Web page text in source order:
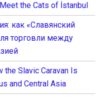
the Cats of İstanbul
как «Славянский
торговли между
the Slavic Caravan Is
and Central Asia